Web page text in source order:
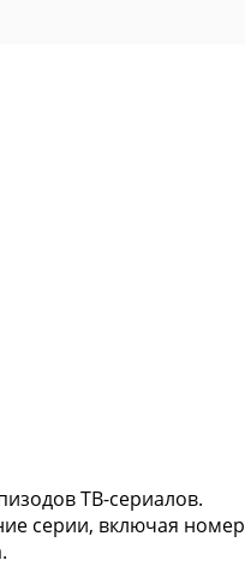
ТВ-сериалов.
серии, включая номер